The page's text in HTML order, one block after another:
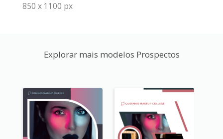
850 x 1100 px
Explorar mais modelos Prospectos